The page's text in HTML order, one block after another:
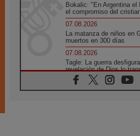
Bokalic: "En Argentina el
el compromiso del
07.08.2026
La matanza de niños en
muertos en 300 días
07.08.2026
Tagle: La guerra
revelación de Dios lo
07.08.2026
Presentada la Trienal de